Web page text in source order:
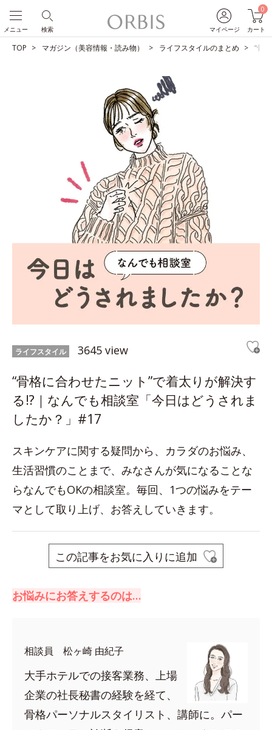
マイページ
0
カート
検索
メニュー
TOP マガジン（美容情報・読み物） ライフスタイルのまとめ “骨
ライフスタイル 3645 view
“骨格に合わせたニット”で着太りが解決す
る!?｜なんでも相談室「今日はどうされま
したか？」#17
スキンケアに関する疑問から、カラダのお悩み、
生活習慣のことまで、みなさんが気になることな
らなんでもOKの相談室。毎回、1つの悩みをテー
マとして取り上げ、お答えしていきます。
この記事をお気に入りに追加
お悩みにお答えするのは…
相談員 松ヶ崎 由紀子
大手ホテルでの接客業務、上場
企業の社長秘書の経験を経て、
骨格パーソナルスタイリスト、講師に。パー